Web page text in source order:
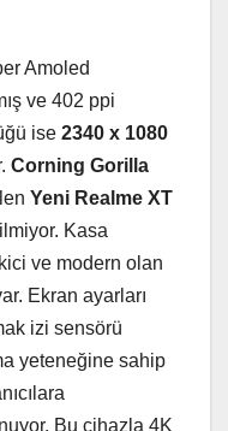
Amoled
ve 402 ppi
ise 2340 x 1080
Corning Gorilla
Yeni Realme XT
Kasa
ve modern olan
Ekran ayarları
izi sensörü
yeteneğine sahip
Bu cihazla 4K